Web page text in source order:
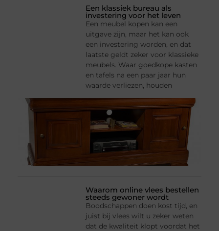
Een klassiek bureau als
investering voor het leven
Een meubel kopen kan een
uitgave zijn, maar het kan ook
een investering worden, en dat
laatste geldt zeker voor klassieke
meubels. Waar goedkope kasten
en tafels na een paar jaar hun
waarde verliezen, houden
Waarom online vlees bestellen
steeds gewoner wordt
Boodschappen doen kost tijd, en
juist bij vlees wilt u zeker weten
dat de kwaliteit klopt voordat het